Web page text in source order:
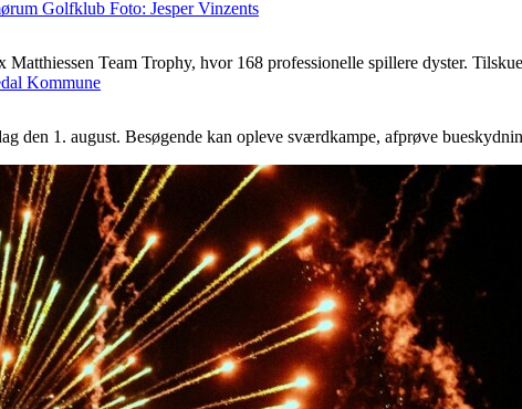
Team Trophy, hvor 168 professionelle spillere dyster.
den 1. august. Besøgende kan opleve sværdkampe, afprøve